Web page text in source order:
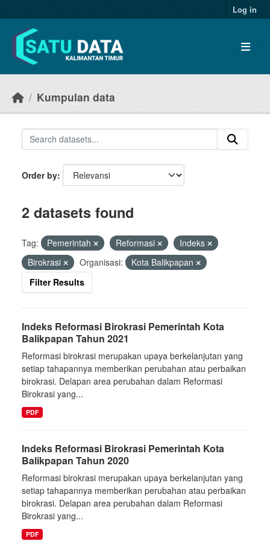
Log in
Kumpulan data
Order by
2 datasets found
Tag: Pemerintah Reformasi
Indeks
Birokrasi
Organisasi:
Kota Balikpapan
Filter Results
Indeks Reformasi Birokrasi Pemerintah Kota
Balikpapan Tahun 2021
Reformasi birokrasi merupakan upaya berkelanjutan yang
setiap tahapannya memberikan perubahan atau perbaikan
birokrasi. Delapan area perubahan dalam Reformasi
Birokrasi yang...
PDF
Indeks Reformasi Birokrasi Pemerintah Kota
Balikpapan Tahun 2020
Reformasi birokrasi merupakan upaya berkelanjutan yang
setiap tahapannya memberikan perubahan atau perbaikan
birokrasi. Delapan area perubahan dalam Reformasi
Birokrasi yang...
PDF